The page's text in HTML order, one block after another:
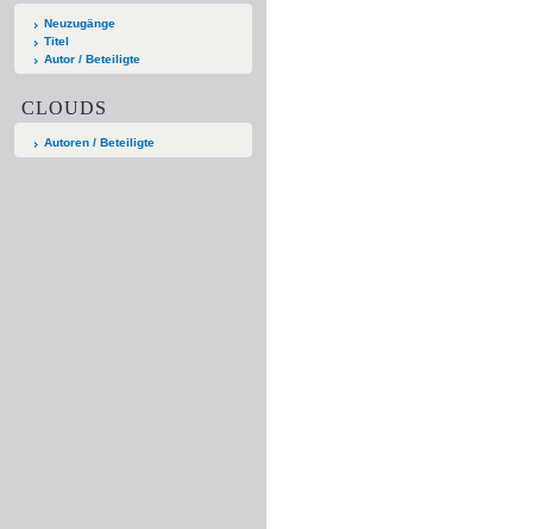
Neuzugänge
Titel
Autor / Beteiligte
CLOUDS
Autoren / Beteiligte